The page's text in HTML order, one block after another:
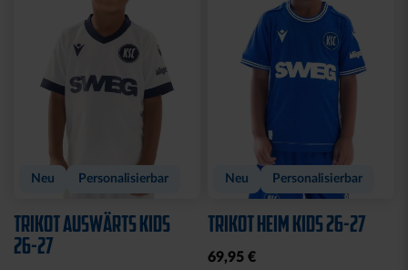
Neu Personalisierbar
TRIKOT AUSWÄRTS KIDS
26-27
Neu Personalisierbar
TRIKOT HEIM KIDS 26-27
69,95 €